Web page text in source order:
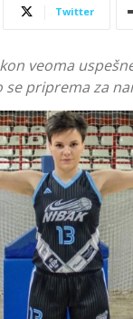
Twitter
veoma
se priprema za